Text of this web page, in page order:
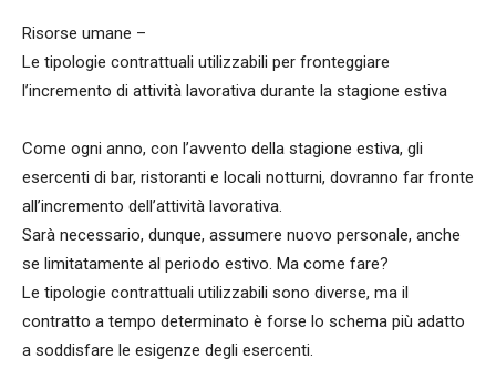
Risorse umane –
Le tipologie contrattuali utilizzabili per fronteggiare
l’incremento di attività lavorativa durante la stagione estiva
Come ogni anno, con l’avvento della stagione estiva, gli
esercenti di bar, ristoranti e locali notturni, dovranno far fronte
all’incremento dell’attività lavorativa.
Sarà necessario, dunque, assumere nuovo personale, anche
se limitatamente al periodo estivo. Ma come fare?
Le tipologie contrattuali utilizzabili sono diverse, ma il
contratto a tempo determinato è forse lo schema più adatto
a soddisfare le esigenze degli esercenti.